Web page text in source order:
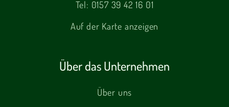
Tel: 0157 39 42 16 01
Auf der Karte anzeigen
Über das Unternehmen
Über uns